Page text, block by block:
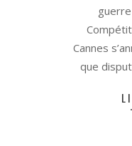
guerre
Cannes
que